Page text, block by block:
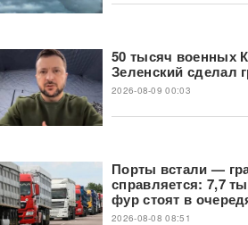
50 тысяч военных
Зеленский сделал
2026-08-09 00:03
Порты встали —
справляется: 7,7
фур стоят в
2026-08-08 08:51